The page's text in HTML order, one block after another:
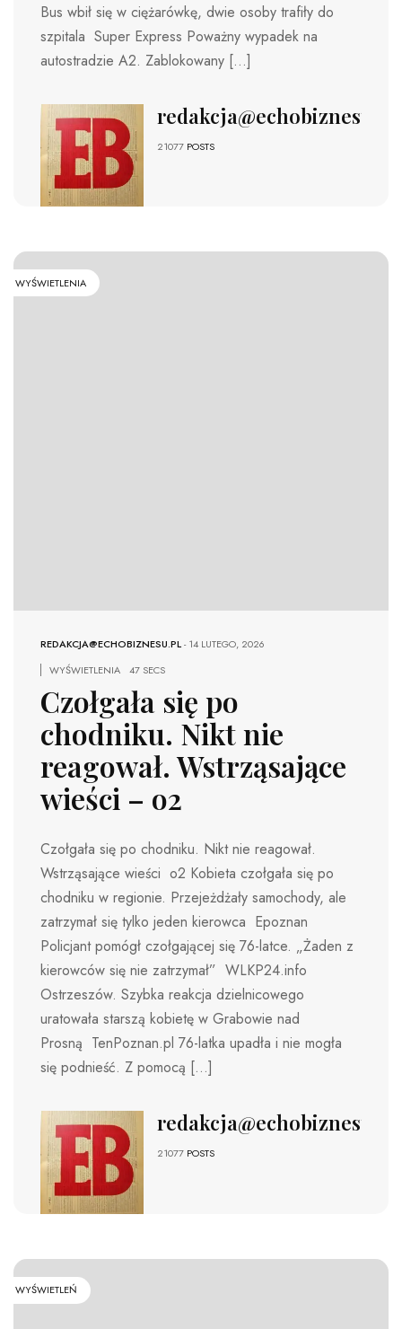
Bus wbił się w ciężarówkę, dwie osoby trafiły do
szpitala Super Express Poważny wypadek na
autostradzie A2. Zablokowany […]
redakcja@echobiznesu.pl
21077 POSTS
WYŚWIETLENIA
REDAKCJA@ECHOBIZNESU.PL-14 LUTEGO, 2026
WYŚWIETLENIA
47 SECS
Czołgała się po
chodniku. Nikt nie
reagował. Wstrząsające
wieści – o2
Czołgała się po chodniku. Nikt nie reagował.
Wstrząsające wieści o2 Kobieta czołgała się po
chodniku w regionie. Przejeżdżały samochody, ale
zatrzymał się tylko jeden kierowca Epoznan
Policjant pomógł czołgającej się 76-latce. „Żaden z
kierowców się nie zatrzymał” WLKP24.info
Ostrzeszów. Szybka reakcja dzielnicowego
uratowała starszą kobietę w Grabowie nad
Prosną TenPoznan.pl 76-latka upadła i nie mogła
się podnieść. Z pomocą […]
redakcja@echobiznesu.pl
21077 POSTS
WYŚWIETLEŃ